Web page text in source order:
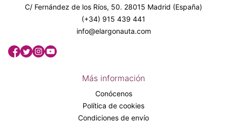
C/ Fernández de los Ríos, 50. 28015 Madrid (España)
(+34) 915 439 441
info@elargonauta.com
Más información
Conócenos
Política de cookies
Condiciones de envío